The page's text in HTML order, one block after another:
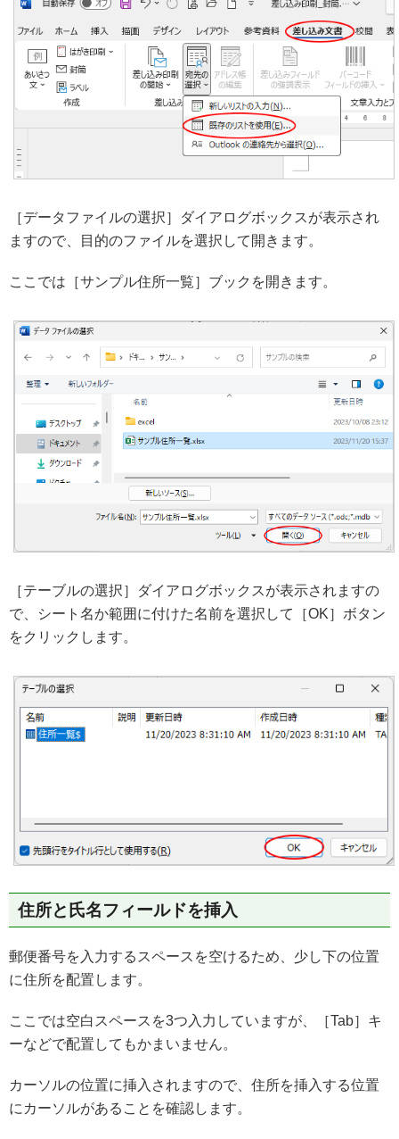
［データファイルの選択］ダイアログボックスが表示され
ますので、目的のファイルを選択して開きます。
ここでは［サンプル住所一覧］ブックを開きます。
［テーブルの選択］ダイアログボックスが表示されますの
で、シート名か範囲に付けた名前を選択して［OK］ボタン
をクリックします。
住所と氏名フィールドを挿入
郵便番号を入力するスペースを空けるため、少し下の位置
に住所を配置します。
ここでは空白スペースを3つ入力していますが、［Tab］キ
ーなどで配置してもかまいません。
カーソルの位置に挿入されますので、住所を挿入する位置
にカーソルがあることを確認します。